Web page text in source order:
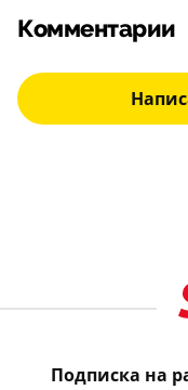
Комментарии
Подписка на